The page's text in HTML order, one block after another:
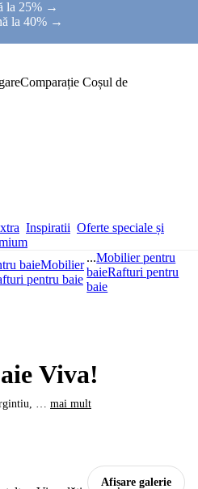
la 25% →
la 40% →
Comparație Coșul de
Inspiratii Oferte speciale și
baieMobilier
pentru baie
...Mobilier pentru
baieRafturi pentru
baie
Afișare galerie
Viva!
, … mai mult